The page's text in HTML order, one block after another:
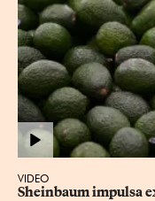
VIDEO
Sheinbaum impulsa